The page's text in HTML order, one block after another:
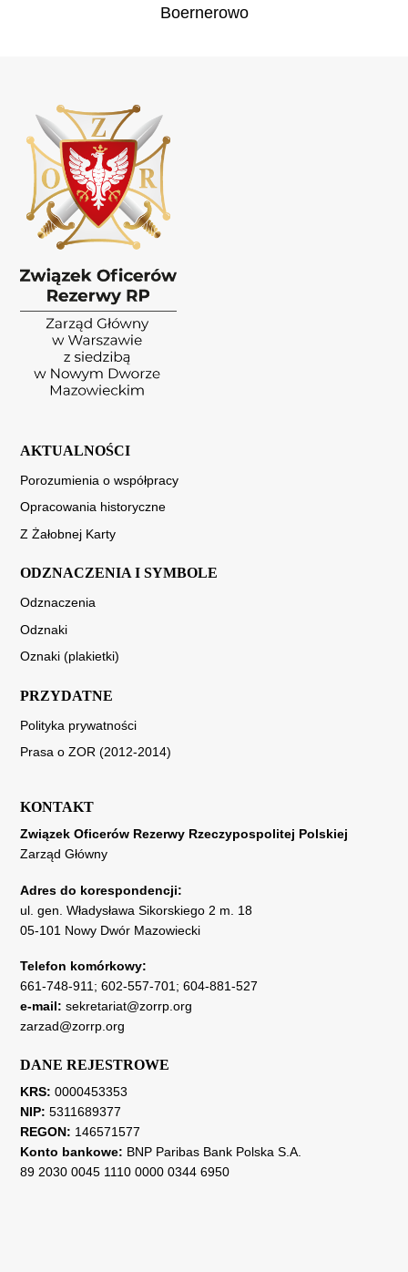
Boernerowo
AKTUALNOŚCI
Porozumienia o współpracy
Opracowania historyczne
Z Żałobnej Karty
ODZNACZENIA I SYMBOLE
Odznaczenia
Odznaki
Oznaki (plakietki)
PRZYDATNE
Polityka prywatności
Prasa o ZOR (2012-2014)
KONTAKT
Związek Oficerów Rezerwy Rzeczypospolitej Polskiej
Zarząd Główny
Adres do korespondencji:
ul. gen. Władysława Sikorskiego 2 m. 18
05-101 Nowy Dwór Mazowiecki
Telefon komórkowy:
661-748-911; 602-557-701; 604-881-527
e-mail: sekretariat@zorrp.org
zarzad@zorrp.org
DANE REJESTROWE
KRS: 0000453353
NIP: 5311689377
REGON: 146571577
Konto bankowe: BNP Paribas Bank Polska S.A.
89 2030 0045 1110 0000 0344 6950